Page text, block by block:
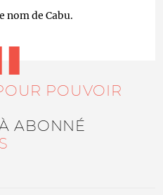
nom de Cabu.
POUVOIR
ABONNÉ